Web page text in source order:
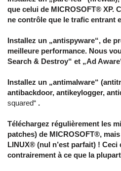
que celui de MICROSOFT® XP.
ne contrôle que le trafic entrant
Installez un „antispyware“, de
meilleure performance. Nous
Search & Destroy“ et „Ad
Installez un „antimalware“
antibackdoor, antikeylogger,
squared“ .
Téléchargez régulièrement les
patches) de MICROSOFT®,
LINUX® (nul n’est parfait) ! Ceci
contrairement à ce que la